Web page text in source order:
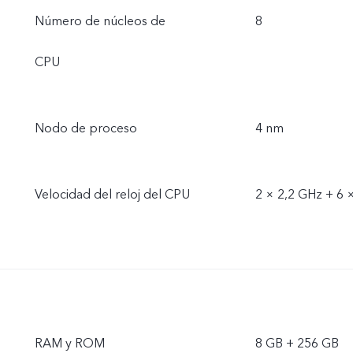
Número de núcleos de
CPU
8
Nodo de proceso 4 nm
Velocidad del reloj del CPU 2 × 2,2 GHz + 6
RAM y ROM 8 GB + 256 GB